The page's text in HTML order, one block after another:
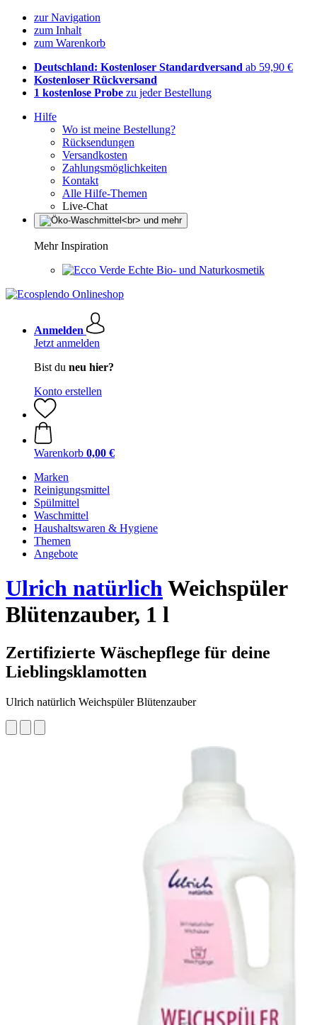
zur Navigation
zum Inhalt
zum Warenkorb
Deutschland: Kostenloser Standardversand ab 59,90 €
Kostenloser Rückversand
1 kostenlose Probe zu jeder Bestellung
Hilfe
Wo ist meine Bestellung?
Rücksendungen
Versandkosten
Zahlungsmöglichkeiten
Kontakt
Alle Hilfe-Themen
Live-Chat
Mehr Inspiration
Echte Bio- und Naturkosmetik
Anmelden
Jetzt anmelden
Bist du neu hier?
Konto erstellen
Warenkorb 0,00 €
Marken
Reinigungsmittel
Spülmittel
Waschmittel
Haushaltswaren & Hygiene
Themen
Angebote
Ulrich natürlichWeichspüler
Blütenzauber, 1 l
Zertifizierte Wäschepflege für deine
Lieblingsklamotten
Ulrich natürlich Weichspüler Blütenzauber